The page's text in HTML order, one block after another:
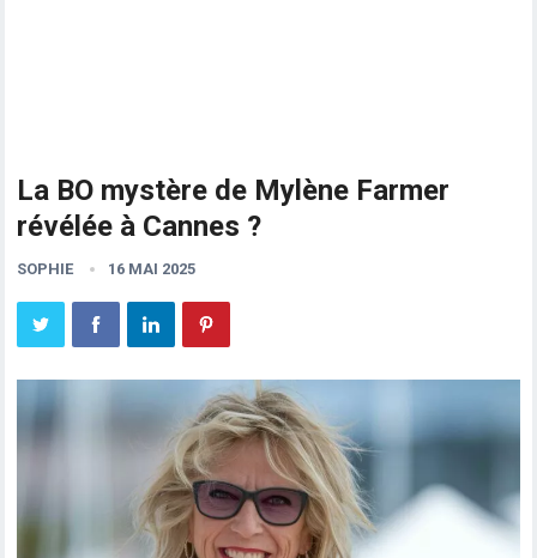
La BO mystère de Mylène Farmer
révélée à Cannes ?
SOPHIE 16 MAI 2025